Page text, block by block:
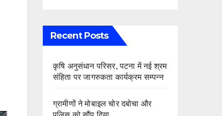
Recent Posts
कृषि अनुसंधान परिसर, पटना में नई श्रम
संहिता पर जागरुकता कार्यक्रम सम्पन्न
ग्रामीणों ने मोबाइल चोर दबोचा और